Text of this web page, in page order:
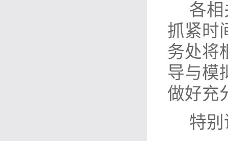
各
抓紧时
务处将
导与模
做好充
特